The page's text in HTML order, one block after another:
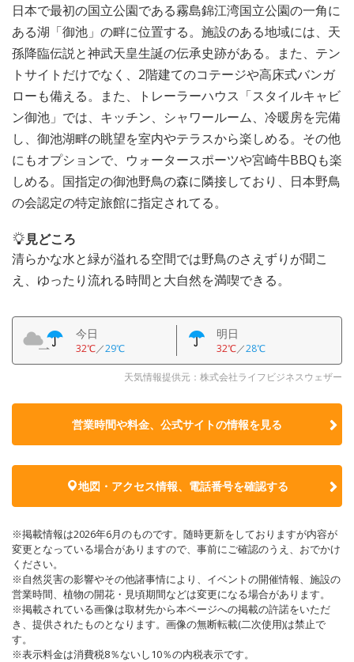
日本で最初の国立公園である霧島錦江湾国立公園の一角に
ある湖「御池」の畔に位置する。施設のある地域には、天
孫降臨伝説と神武天皇生誕の伝承史跡がある。また、テン
トサイトだけでなく、2階建てのコテージや高床式バンガ
ローも備える。また、トレーラーハウス「スタイルキャビ
ン御池」では、キッチン、シャワールーム、冷暖房を完備
し、御池湖畔の眺望を室内やテラスから楽しめる。その他
にもオプションで、ウォータースポーツや宮崎牛BBQも楽
しめる。国指定の御池野鳥の森に隣接しており、日本野鳥
の会認定の特定旅館に指定されてる。
見どころ
清らかな水と緑が溢れる空間では野鳥のさえずりが聞こ
え、ゆったり流れる時間と大自然を満喫できる。
今日
32℃／29℃
明日
32℃／28℃
天気情報提供元：株式会社ライフビジネスウェザー
営業時間や料金、公式サイトの情報を見る
地図・アクセス情報、電話番号を確認する
※掲載情報は2026年6月のものです。随時更新をしておりますが内容が
変更となっている場合がありますので、事前にご確認のうえ、おでかけ
ください。
※自然災害の影響やその他諸事情により、イベントの開催情報、施設の
営業時間、植物の開花・見頃期間などは変更になる場合があります。
※掲載されている画像は取材先から本ページへの掲載の許諾をいただ
き、提供されたものとなります。画像の無断転載(二次使用)は禁止で
す。
※表示料金は消費税8％ないし10％の内税表示です。